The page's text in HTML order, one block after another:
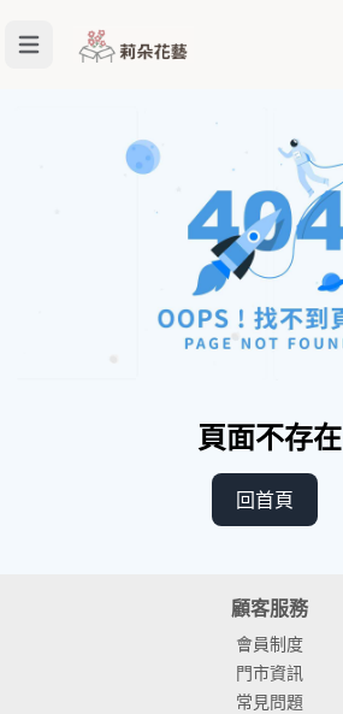
頁面不存在
回首頁
顧客服務
會員制度
門市資訊
常見問題